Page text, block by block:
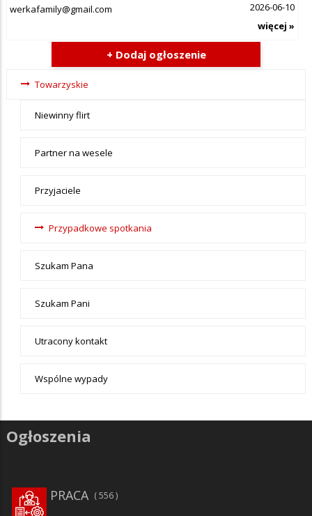
werkafamily@gmail.com
2026-06-10
więcej »
+ Dodaj ogłoszenie
Ogłoszenia
menu-
Towarzyskie
Niewinny flirt
Partner na wesele
Przyjaciele
Przypadkowe spotkania
Szukam Pana
Szukam Pani
Utracony kontakt
Wspólne wypady
Ogłoszenia
PRACA 556